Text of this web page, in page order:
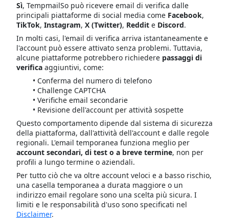
Sì, TempmailSo può ricevere email di verifica dalle
principali piattaforme di social media come Facebook,
TikTok, Instagram, X (Twitter), Reddite Discord.
In molti casi, l'email di verifica arriva istantaneamente e
l'account può essere attivato senza problemi. Tuttavia,
alcune piattaforme potrebbero richiedere passaggi di
verificaaggiuntivi, come:
Conferma del numero di telefono
Challenge CAPTCHA
Verifiche email secondarie
Revisione dell'account per attività sospette
Questo comportamento dipende dal sistema di sicurezza
della piattaforma, dall'attività dell'account e dalle regole
regionali. L'email temporanea funziona meglio per
account secondari, di test o a breve termine, non per
profili a lungo termine o aziendali.
Per tutto ciò che va oltre account veloci e a basso rischio,
una casella temporanea a durata maggiore o un
indirizzo email regolare sono una scelta più sicura. I
limiti e le responsabilità d'uso sono specificati nel
Disclaimer.